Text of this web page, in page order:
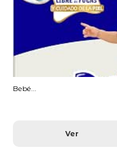
Bebé...
Ver